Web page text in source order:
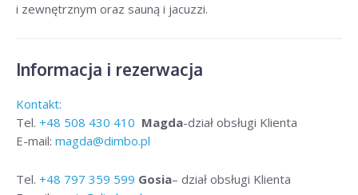
i zewnętrznym oraz sauną i jacuzzi.
Informacja i rezerwacja
Kontakt:
Tel. +48 508 430 410 Magda-dział obsługi Klienta
E-mail: magda@dimbo.pl
Tel. +48 797 359 599 Gosia– dział obsługi Klienta